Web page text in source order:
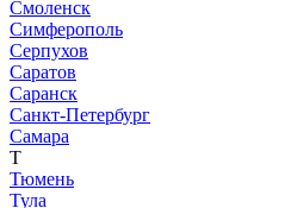
Смоленск
Симферополь
Серпухов
Саратов
Саранск
Санкт-Петербург
Самара
Т
Тюмень
Тула